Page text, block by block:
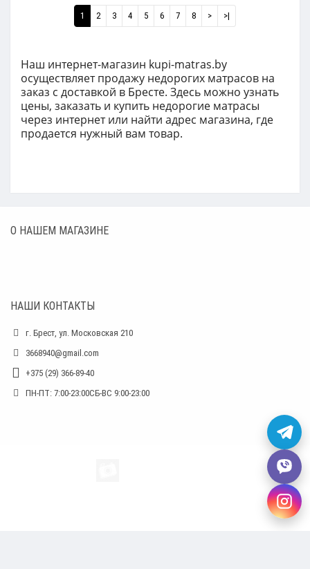
1 2 3 4 5 6 7 8 > >|
Наш интернет-магазин kupi-matras.by
осуществляет продажу недорогих матрасов на
заказ с доставкой в Бресте. Здесь можно узнать
цены, заказать и купить недорогие матрасы
через интернет или найти адрес магазина, где
продается нужный вам товар.
О НАШЕМ МАГАЗИНЕ
НАШИ КОНТАКТЫ
г. Брест, ул. Московская 210
3668940@gmail.com
+375 (29) 366-89-40
ПН-ПТ: 7:00-23:00СБ-ВС 9:00-23:00